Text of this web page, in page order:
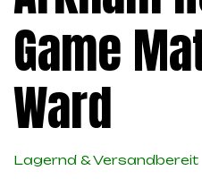
Game
Ward
Lagernd & Versandbereit